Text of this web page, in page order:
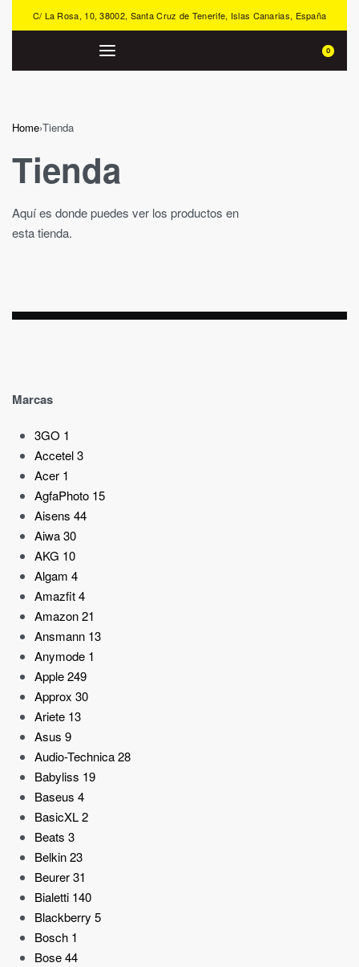
C/ La Rosa, 10, 38002, Santa Cruz de Tenerife, Islas Canarias, España
0
Home›Tienda
Tienda
Aquí es donde puedes ver los productos en
esta tienda.
Marcas
3GO 1
Accetel3
Acer 1
AgfaPhoto 15
Aisens 44
Aiwa30
AKG 10
Algam 4
Amazfit4
Amazon21
Ansmann 13
Anymode 1
Apple249
Approx 30
Ariete 13
Asus 9
Audio-Technica28
Babyliss 19
Baseus 4
BasicXL2
Beats 3
Belkin23
Beurer31
Bialetti 140
Blackberry 5
Bosch 1
Bose44